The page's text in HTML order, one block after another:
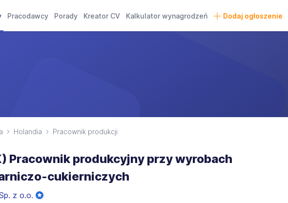
Pracodawcy Porady Kreator CV Kalkulator wynagrodzeń Dodaj ogłoszenie
Holandia Pracownik produkcji
Pracownik produkcyjny przy wyrobach
cukierniczych
z o.o.